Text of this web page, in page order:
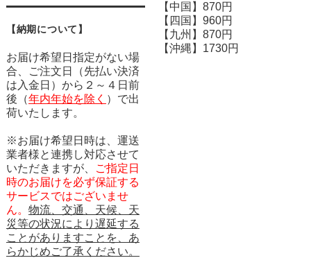
【納期について】
お届け希望日指定がない場
合、ご注文日（先払い決済
は入金日）から２～４日前
後（年内年始を除く ）で出
荷いたします。
※お届け希望日時は、運送
業者様と連携し対応させて
いただきますが、
ご指定日
時のお届けを必ず保証する
サービスではございませ
ん。 物流、交通、天候、天
災等の状況により遅延する
ことがありますことを、あ
らかじめご了承ください。
【中国】870円
【四国】960円
【九州】870円
【沖縄】1730円